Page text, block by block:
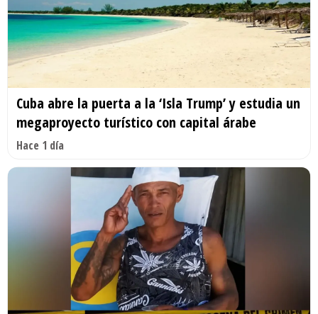
Cuba abre la puerta a la ‘Isla Trump’ y estudia un
megaproyecto turístico con capital árabe
Hace 1 día